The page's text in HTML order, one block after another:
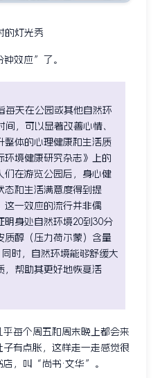
的灯光秀
效应”了。
天在公园或其他自然环
，可以显著改善心情、
整体的心理健康和生活质
环境健康研究杂志》上的
们在游览公园后，身心健
态和生活满意度得到提
这一效应的流行并非偶
明身处自然环境20到30分
质醇（压力荷尔蒙）含量
时，自然环境能够舒缓大
，帮助其更好地恢复活
每个周五和周末晚上都会来
有点胀，这样走一走感觉很
店，叫“尚书·文华”。